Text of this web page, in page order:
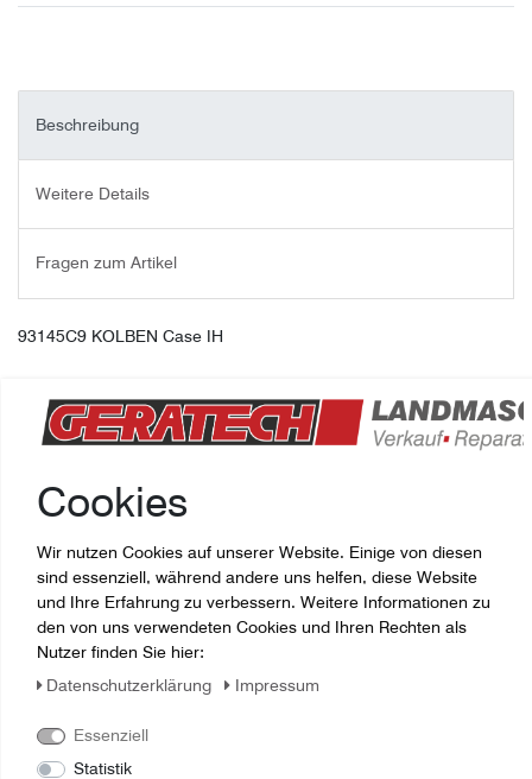
Beschreibung
Weitere Details
Fragen zum Artikel
93145C9 KOLBEN Case IH
Zuletzt angesehene Artikel:
Cookies
Wir nutzen Cookies auf unserer Website. Einige von diesen
sind essenziell, während andere uns helfen, diese Website
und Ihre Erfahrung zu verbessern. Weitere Informationen zu
den von uns verwendeten Cookies und Ihren Rechten als
Nutzer finden Sie hier:
Daten­schutz­erklärung
Impressum
Essenziell
Statistik